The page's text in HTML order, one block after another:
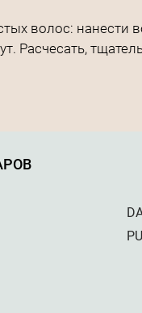
волос:
Расчесать,